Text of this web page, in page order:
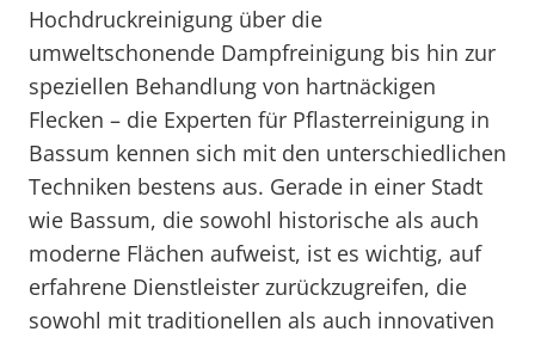
Hochdruckreinigung über die
umweltschonende Dampfreinigung bis hin zur
speziellen Behandlung von hartnäckigen
Flecken – die Experten für Pflasterreinigung in
Bassum kennen sich mit den unterschiedlichen
Techniken bestens aus. Gerade in einer Stadt
wie Bassum, die sowohl historische als auch
moderne Flächen aufweist, ist es wichtig, auf
erfahrene Dienstleister zurückzugreifen, die
sowohl mit traditionellen als auch innovativen